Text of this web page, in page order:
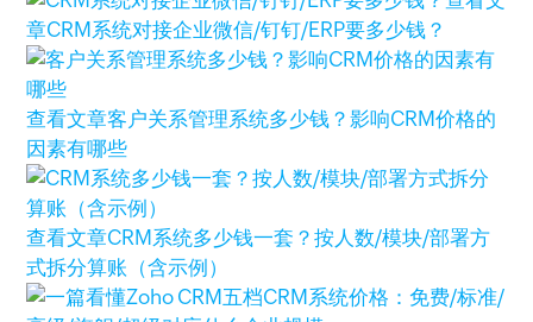
章CRM系统对接企业微信/钉钉/ERP要多少钱？
查看文章客户关系管理系统多少钱？影响CRM价格的
因素有哪些
查看文章CRM系统多少钱一套？按人数/模块/部署方
式拆分算账（含示例）